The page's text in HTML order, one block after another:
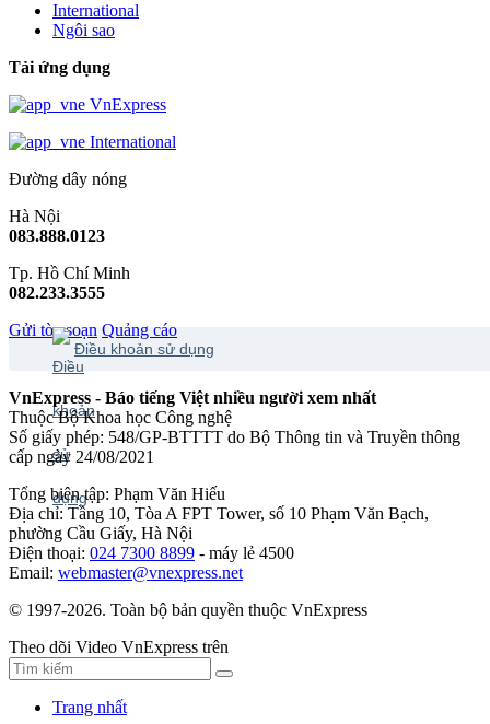
International
Ngôi sao
Tải ứng dụng
VnExpress
International
Đường dây nóng
Hà Nội
083.888.0123
Tp. Hồ Chí Minh
082.233.3555
Gửi tòa soạn Quảng cáo
Điều khoản sử dụng
VnExpress - Báo tiếng Việt nhiều người xem nhất
Thuộc Bộ Khoa học Công nghệ
Số giấy phép: 548/GP-BTTTT do Bộ Thông tin và Truyền thông
cấp ngày 24/08/2021
Tổng biên tập: Phạm Văn Hiếu
Địa chỉ: Tầng 10, Tòa A FPT Tower, số 10 Phạm Văn Bạch,
phường Cầu Giấy, Hà Nội
Điện thoại: 024 7300 8899 - máy lẻ 4500
Email: webmaster@vnexpress.net
© 1997-2026. Toàn bộ bản quyền thuộc VnExpress
Theo dõi Video VnExpress trên
Trang nhất